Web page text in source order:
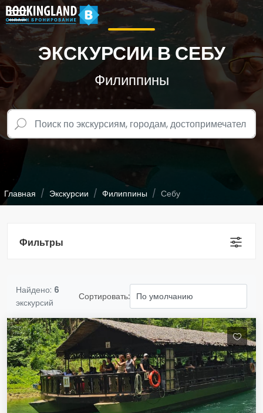
ЭКСКУРСИИ В СЕБУ
Филиппины
Главная Экскурсии Филиппины Себу
Фильтры
Найдено: 6
экскурсий
Сортировать: